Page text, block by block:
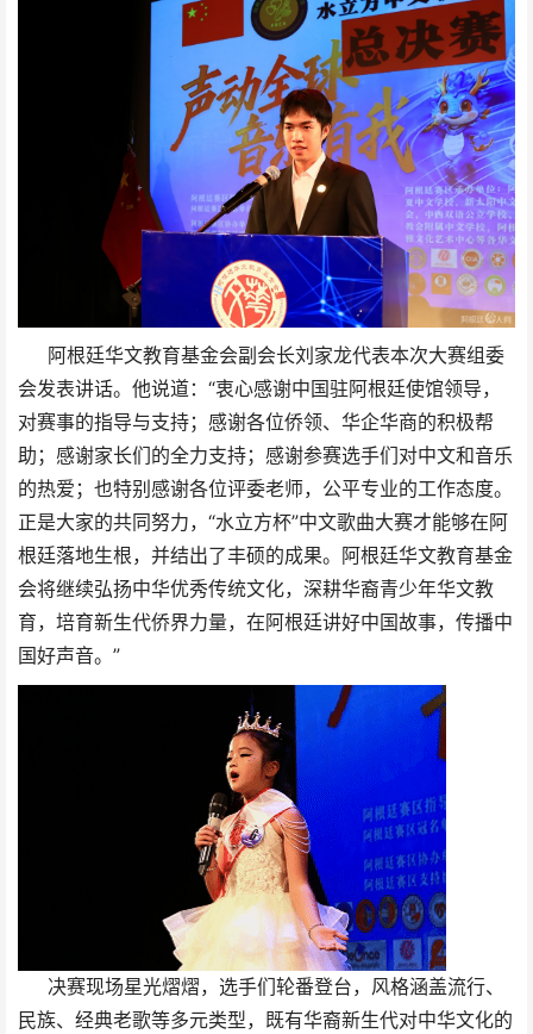
阿根廷华文教育基金会副会长刘家龙代表本次大赛组委
会发表讲话。他说道：“衷⼼感谢中国驻阿根廷使馆领导，
对赛事的指导与⽀持；感谢各位侨领、华企华商的积极帮
助；感谢家⻓们的全⼒⽀持；感谢参赛选手们对中文和音乐
的热爱；也特别感谢各位评委老师，公平专业的工作态度。
正是大家的共同努力，“水立方杯”中文歌曲大赛才能够在阿
根廷落地生根，并结出了丰硕的成果。阿根廷华⽂教育基⾦
会将继续弘扬中华优秀传统⽂化，深耕华裔⻘少年华⽂教
育，培育新⽣代侨界⼒量，在阿根廷讲好中国故事，传播中
国好声⾳。”
决赛现场星光熠熠，选手们轮番登台，风格涵盖流行、
民族、经典老歌等多元类型，既有华裔新生代对中华文化的